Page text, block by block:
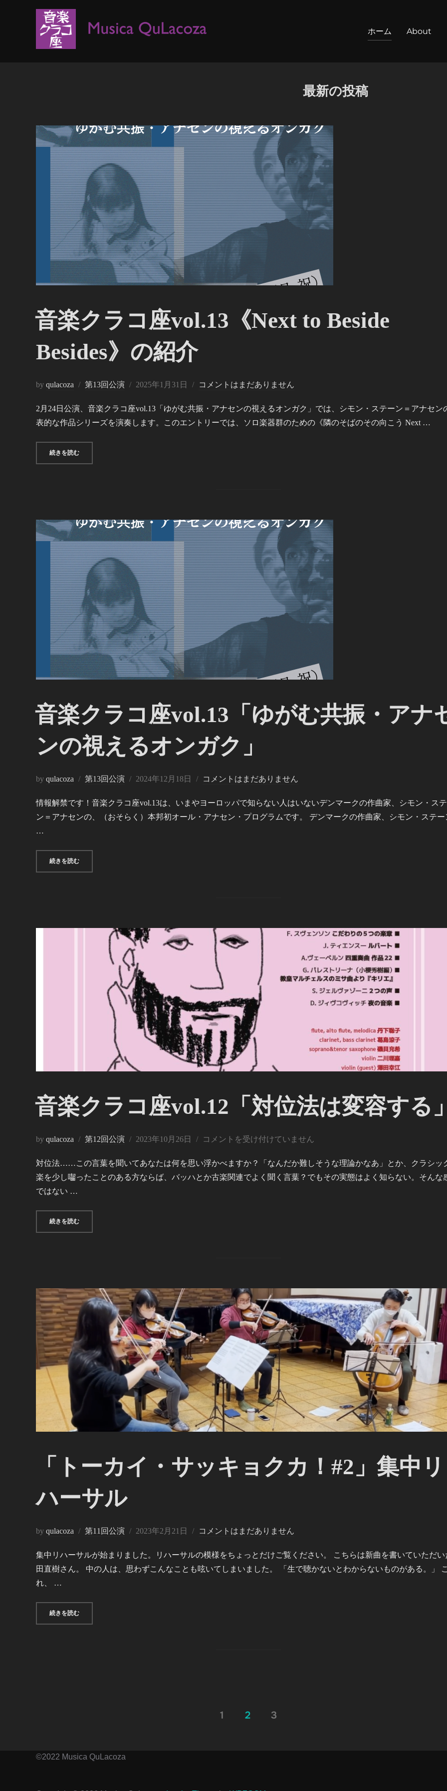
ホーム About
最新の投稿
音楽クラコ座vol.13《Next to Beside
Besides》の紹介
by qulacoza 第13回公演
投
日:
2025年1月31日 コメントはまだありません
2月24日公演、音楽クラコ座vol.13「ゆがむ共振・アナセンの視えるオンガク」では、シモン・ステーン＝アナセン
表的な作品シリーズを演奏します。このエントリーでは、ソロ楽器群のための《隣のそばのその向こう Next …
続きを読む“音楽クラコ座VOL.13《NEXT TO BESIDE BESIDES》の紹介”
音楽クラコ座vol.13「ゆがむ共振・アナ
ンの視えるオンガク」
by qulacoza 第13回公演
投
日:
2024年12月18日 コメントはまだありません
情報解禁です！音楽クラコ座vol.13は、いまやヨーロッパで知らない人はいないデンマークの作曲家、シモン・ス
ン＝アナセンの、（おそらく）本邦初オール・アナセン・プログラムです。 デンマークの作曲家、シモン・ステー
…
続きを読む“音楽クラコ座VOL.13「ゆがむ共振・アナセンの視えるオンガク」”
音楽クラコ座vol.12「対位法は変容する
by qulacoza 第12回公演
投
日:
2023年10月26日 コメントを受け付けていません
対位法……この言葉を聞いてあなたは何を思い浮かべますか？「なんだか難しそうな理論かなあ」とか、クラシッ
楽を少し囓ったことのある方ならば、バッハとか古楽関連でよく聞く言葉？でもその実態はよく知らない。そんな
ではない …
続きを読む“音楽クラコ座VOL.12「対位法は変容する」”
「トーカイ・サッキョクカ！#2」集中リ
ハーサル
by qulacoza 第11回公演
投
日:
2023年2月21日 コメントはまだありません
集中リハーサルが始まりました。リハーサルの模様をちょっとだけご覧ください。 こちらは新曲を書いていただい
田直樹さん。 中の人は、思わずこんなことも呟いてしまいました。 「生で聴かないとわからないものがある。」
れ、 …
続きを読む“「トーカイ・サッキョクカ！#2」集中リハーサル”
の
1 2 3
©2022 Musica QuLacoza